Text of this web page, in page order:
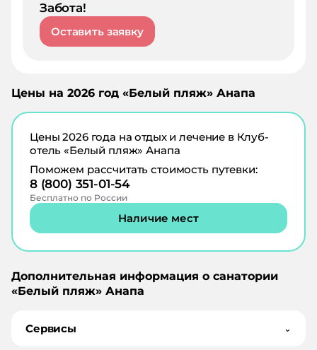
Забота!
Оставить заявку
Цены на 2026 год «Белый пляж» Анапа
Цены2026года на отдых и лечение в Клуб-
отель «Белый пляж» Анапа
Поможем рассчитать стоимость путевки:
8 (800) 351-01-54
Бесплатно по России
Наличие мест
Дополнительная информация о санатории
«Белый пляж» Анапа
Сервисы ⌄